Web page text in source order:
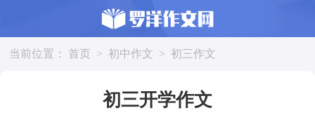
当前位置： 首页 > 初中作文 > 初三作文
初三开学作文